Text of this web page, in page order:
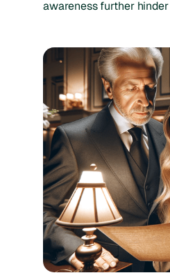
awareness further